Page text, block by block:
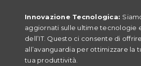
Innovazione Tecnologica:
aggiornati sulle ultime tecnologie
dell’IT. Questo ci consente di
all’avanguardia per ottimizzare la
tua produttività.